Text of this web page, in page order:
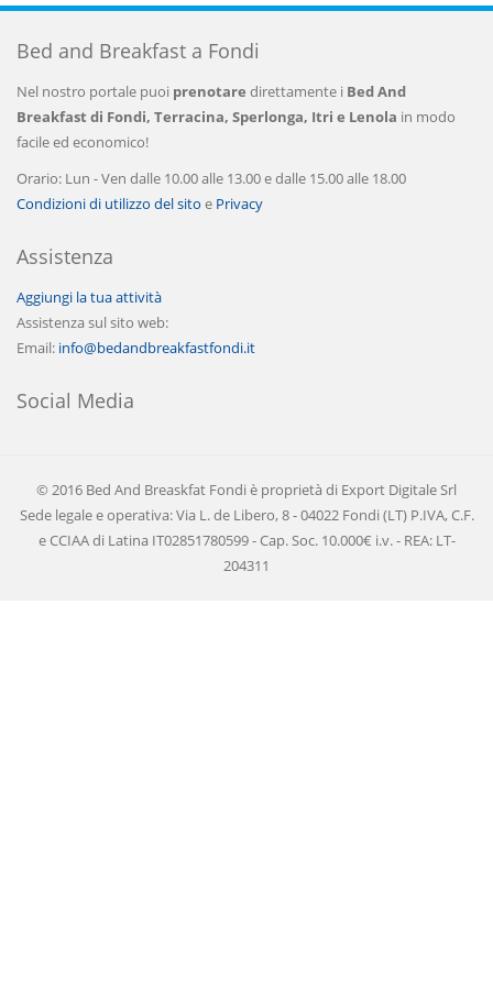
Bed and Breakfast a Fondi
Nel nostro portale puoi prenotare direttamente i Bed And
Breakfast di Fondi, Terracina, Sperlonga, Itri e Lenola in modo
facile ed economico!
Orario: Lun - Ven dalle 10.00 alle 13.00 e dalle 15.00 alle 18.00
Condizioni di utilizzo del sito e Privacy
Assistenza
Aggiungi la tua attività
Assistenza sul sito web:
Email: info@bedandbreakfastfondi.it
Social Media
© 2016 Bed And Breaskfat Fondi è proprietà di Export Digitale Srl
Sede legale e operativa: Via L. de Libero, 8 - 04022 Fondi (LT) P.IVA, C.F.
e CCIAA di Latina IT02851780599 - Cap. Soc. 10.000€ i.v. - REA: LT-
204311